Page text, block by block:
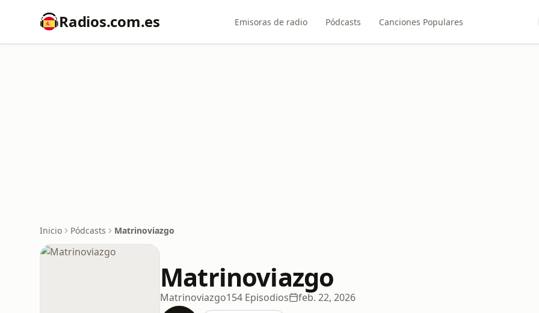
Radios.com.es Emisoras de radio Pódcasts Canciones Populares
Inicio Pódcasts Matrinoviazgo
Matrinoviazgo
Matrinoviazgo154 Episodios feb. 22, 2026